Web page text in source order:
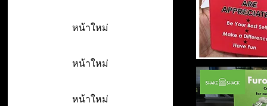
หน้าใหม่
หน้าใหม่
หน้าใหม่